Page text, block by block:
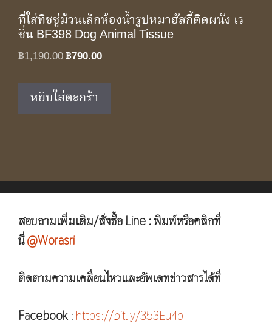
ที่ใส่ทิชชู่ม้วนเล็กห้องน้ำรูปหมาฮัสกี้ติดผนัง เร
ซิ่น BF398 Dog Animal Tissue
฿1,190.00Original
฿1,190.00.
฿790.00Current
หยิบใส่ตะกร้า
สอบถามเพิ่มเติม/สั่งซื้อ Line : พิมพ์หรือคลิกที่
นี่@Worasri
ติดตามความเคลื่อนไหวและอัพเดทข่าวสารได้ที่
Facebook : https://bit.ly/353Eu4p